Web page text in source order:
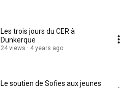
Les trois jours du CER à
Dunkerque
24 views 4 years ago
Le soutien de Sofies aux jeunes